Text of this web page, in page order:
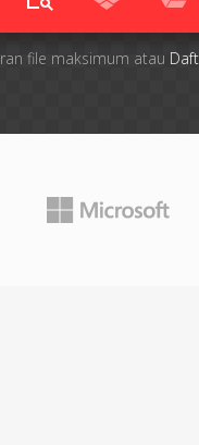
file maksimum atau